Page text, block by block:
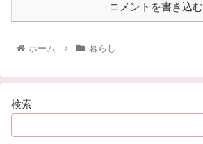
コメントを書き込む
ホーム 暮らし
検索